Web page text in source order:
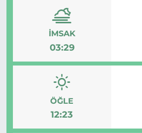
İMSAK
03:29
ÖĞLE
12:23